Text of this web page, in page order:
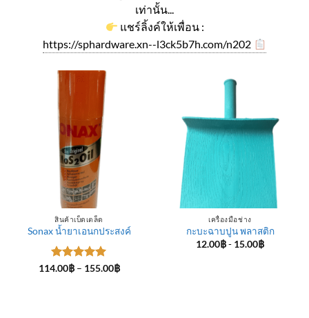
เท่านั้น...
แชร์ลิ้งค์ให้เพื่อน :
https://sphardware.xn--l3ck5b7h.com/n202
สินค้าเบ็ดเตล็ด
Sonax น้ำยาเอนกประสงค์
ให้คะแนน
114.00฿ – 155.00฿Price
เครื่องมือช่าง
กะบะฉาบปูน พลาสติก
12.00฿- 15.00฿